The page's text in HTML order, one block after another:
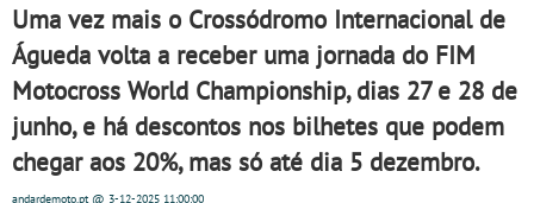
Uma vez mais o Crossódromo Internacional de
Águeda volta a receber uma jornada do FIM
Motocross World Championship, dias 27 e 28 de
junho, e há descontos nos bilhetes que podem
chegar aos 20%, mas só até dia 5 dezembro.
andardemoto.pt@ 3-12-2025 11:00:00